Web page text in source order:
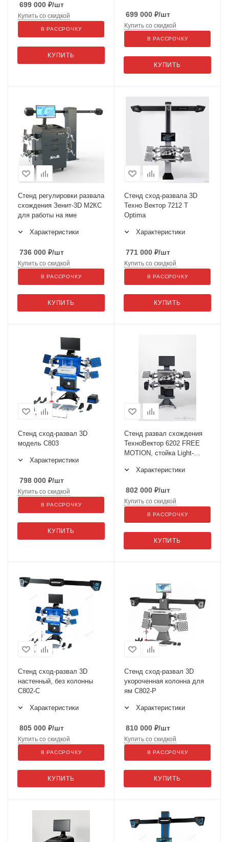
699 000 ₽/шт
КУПИТЬ
Купить со скидкой
В РАССРОЧКУ
699 000 ₽/шт
КУПИТЬ
Купить со скидкой
В РАССРОЧКУ
Стенд регулировки развала
схождения Зенит-3D М2КС
для работы на яме
Характеристики
736 000 ₽/шт
КУПИТЬ
Купить со скидкой
В РАССРОЧКУ
Стенд сход-развала 3D
Техно Вектор 7212 T
Optima
Характеристики
771 000 ₽/шт
КУПИТЬ
Купить со скидкой
В РАССРОЧКУ
Стенд сход-развал 3D
модель C803
Характеристики
798 000 ₽/шт
КУПИТЬ
Купить со скидкой
В РАССРОЧКУ
Стенд развал схождения
ТехноВектор 6202 FREE
MOTION, стойка Light-
Характеристики
802 000 ₽/шт
КУПИТЬ
Купить со скидкой
В РАССРОЧКУ
Стенд сход-развал 3D
настенный, без колонны
C802-C
Характеристики
805 000 ₽/шт
КУПИТЬ
Купить со скидкой
В РАССРОЧКУ
Стенд сход-развал 3D
укороченная колонна для
ям C802-P
Характеристики
810 000 ₽/шт
КУПИТЬ
Купить со скидкой
В РАССРОЧКУ